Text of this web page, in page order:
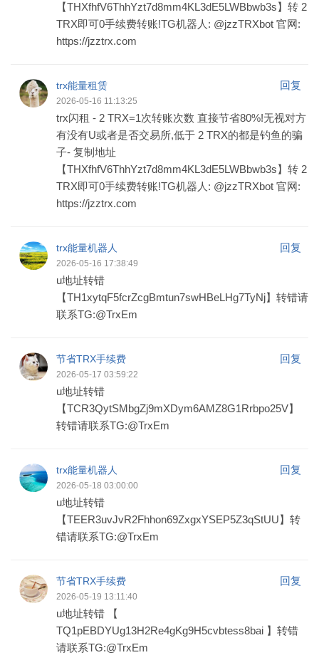
【THXfhfV6ThhYzt7d8mm4KL3dE5LWBbwb3s】转 2
TRX即可0手续费转账!TG机器人: @jzzTRXbot 官网:
https://jzztrx.com
trx能量租赁 回复
2026-05-16 11:13:25
trx闪租 - 2 TRX=1次转账次数 直接节省80%!无视对方
有没有U或者是否交易所,低于 2 TRX的都是钓鱼的骗
子- 复制地址
【THXfhfV6ThhYzt7d8mm4KL3dE5LWBbwb3s】转 2
TRX即可0手续费转账!TG机器人: @jzzTRXbot 官网:
https://jzztrx.com
trx能量机器人 回复
2026-05-16 17:38:49
u地址转错
【TH1xytqF5fcrZcgBmtun7swHBeLHg7TyNj】转错请
联系TG:@TrxEm
节省TRX手续费 回复
2026-05-17 03:59:22
u地址转错
【TCR3QytSMbgZj9mXDym6AMZ8G1Rrbpo25V】
转错请联系TG:@TrxEm
trx能量机器人 回复
2026-05-18 03:00:00
u地址转错
【TEER3uvJvR2Fhhon69ZxgxYSEP5Z3qStUU】转
错请联系TG:@TrxEm
节省TRX手续费 回复
2026-05-19 13:11:40
u地址转错 【
TQ1pEBDYUg13H2Re4gKg9H5cvbtess8bai 】转错
请联系TG:@TrxEm